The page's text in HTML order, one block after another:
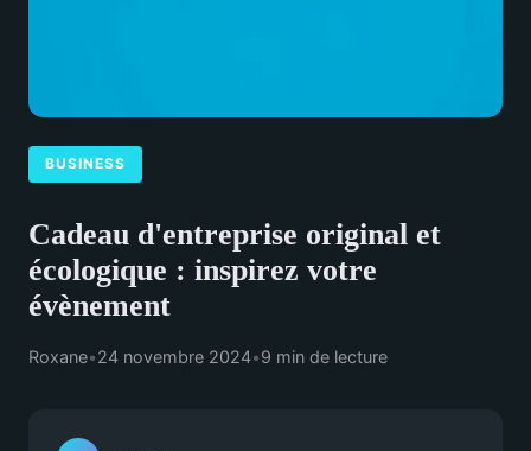
BUSINESS
Cadeau d'entreprise original et
écologique : inspirez votre
évènement
Roxane•24 novembre 2024•9 min de lecture